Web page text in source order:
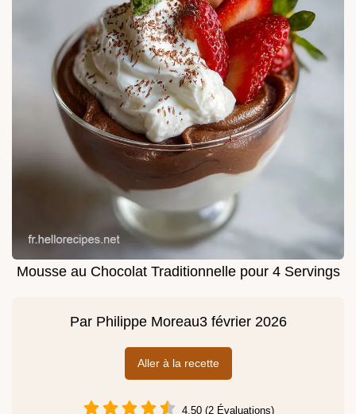
Mousse au Chocolat Traditionnelle pour 4 Servings
Par Philippe Moreau3 février 2026
Aller à la recette
4.50 (2 Évaluations)